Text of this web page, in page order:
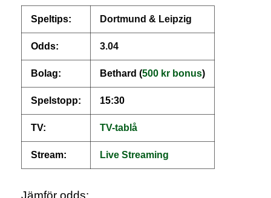
Speltips: Dortmund & Leipzig
Odds: 3.04
Bolag: Bethard (500 kr bonus)
Spelstopp: 15:30
TV: TV-tablå
Stream: Live Streaming
Jämför odds: